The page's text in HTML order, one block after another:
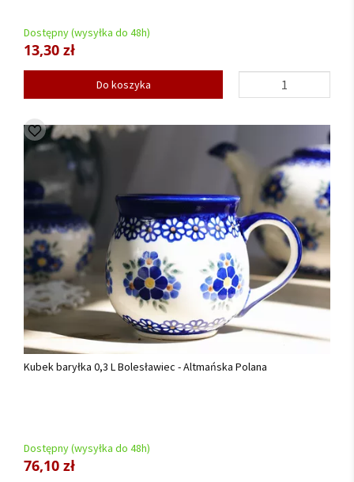
Dostępny (wysyłka do 48h)
13,30 zł
Do koszyka
Kubek baryłka 0,3 L Bolesławiec - Altmańska Polana
Dostępny (wysyłka do 48h)
76,10 zł